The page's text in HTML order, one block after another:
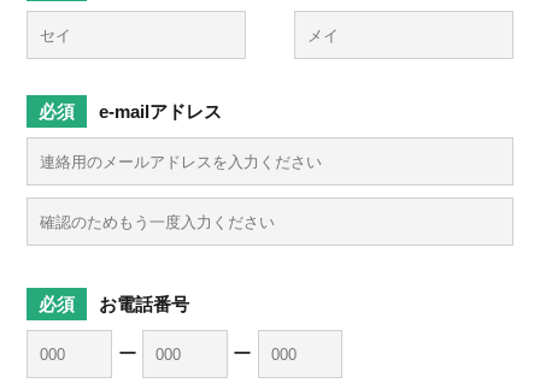
e-mailアドレス
お電話番号
ー ー